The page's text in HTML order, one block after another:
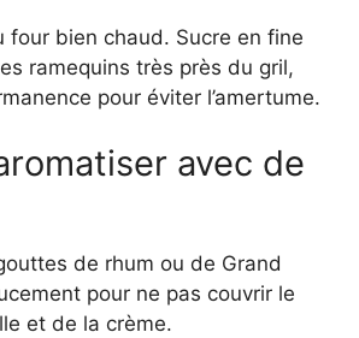
four bien chaud. Sucre en fine
ramequins très près du gril,
pour éviter l’amertume.
avec de
de rhum ou de Grand
pour ne pas couvrir le
et de la crème.